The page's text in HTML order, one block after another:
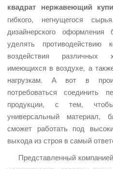
квадрат нержавеющий
гибкого, негнущегося
дизайнерского
уделять противодействию
воздействия различных
имеющихся в воздухе, а
нагрузкам. А вот в
потребоваться соединить
продукции, с тем,
универсальный материал,
сможет работать под
выхода из строя в самый
Представленный компанией